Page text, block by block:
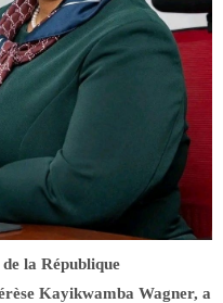
la République
Kayikwamba Wagner, a